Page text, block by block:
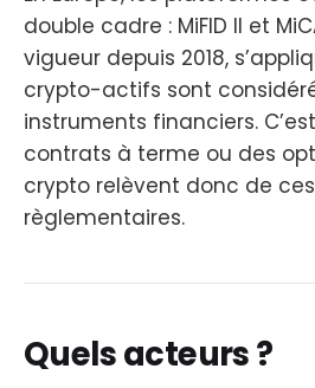
double cadre : MiFID II et
vigueur depuis 2018,
crypto-actifs sont
instruments financiers.
contrats à terme ou des
crypto relèvent donc de
règlementaires.
Quels acteurs ?